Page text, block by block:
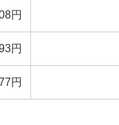
円
円
円